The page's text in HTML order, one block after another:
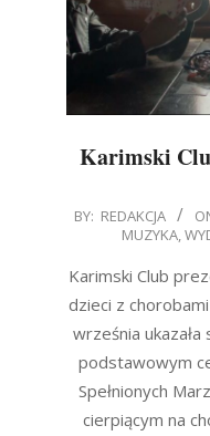
Karimski
2018-
29
BY: REDAKCJA
MUZYKA,
Karimski Club
dzieci z
września ukazała
podstawowym
Spełnionych
cierpiącym na